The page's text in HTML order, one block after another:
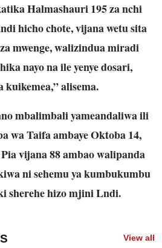
Halmashauri 195 za nchi
hicho chote, vijana wetu sita
mwenge, walizindua miradi
nayo na ile yenye dosari,
kuikemea,” alisema.
mbalimbali yameandaliwa ili
wa Taifa ambaye Oktoba 14,
vijana 88 ambao walipanda
ni sehemu ya kumbukumbu
sherehe hizo mjini Lndi.
View all